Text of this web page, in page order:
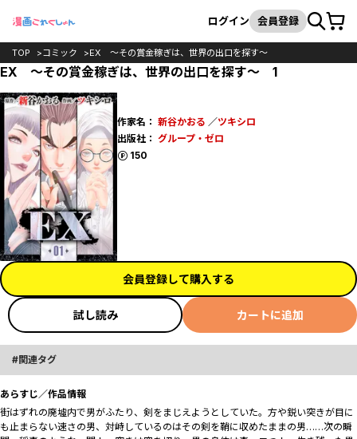
検索
ログイン 会員登録カート
TOP コミック EX ～その賞金稼ぎは、世界の出口を探す～
EX ～その賞金稼ぎは、世界の出口を探す～ 1
作家名： 新谷かおる ／ツキシロ
出版社： グループ・ゼロ
150
ポイント
会員登録して購入する
試し読み カートに追加
関連タグ
あらすじ／作品情報
街はずれの廃墟内で男がふたり、剣をまじえようとしていた。方や鋭い突きが目に
も止まらない速さの男、対峙しているのはその剣を鞘に収めたままの男……次の瞬